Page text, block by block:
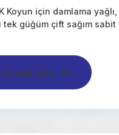
Koyun için damlama
tek güğüm çift sağım sabit
oku